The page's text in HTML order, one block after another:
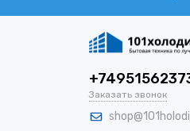
Заказать звонок